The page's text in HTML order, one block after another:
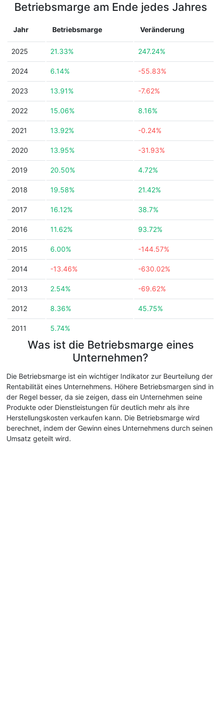
Betriebsmarge am Ende jedes Jahres
Jahr Betriebsmarge Veränderung
2025 21.33% 247.24%
2024 6.14% -55.83%
2023 13.91% -7.62%
2022 15.06% 8.16%
2021 13.92% -0.24%
2020 13.95% -31.93%
2019 20.50% 4.72%
2018 19.58% 21.42%
2017 16.12% 38.7%
2016 11.62% 93.72%
2015 6.00% -144.57%
2014 -13.46% -630.02%
2013 2.54% -69.62%
2012 8.36% 45.75%
2011 5.74%
Was ist die Betriebsmarge eines
Unternehmen?
Die Betriebsmarge ist ein wichtiger Indikator zur Beurteilung der
Rentabilität eines Unternehmens. Höhere Betriebsmargen sind in
der Regel besser, da sie zeigen, dass ein Unternehmen seine
Produkte oder Dienstleistungen für deutlich mehr als ihre
Herstellungskosten verkaufen kann. Die Betriebsmarge wird
berechnet, indem der Gewinn eines Unternehmens durch seinen
Umsatz geteilt wird.